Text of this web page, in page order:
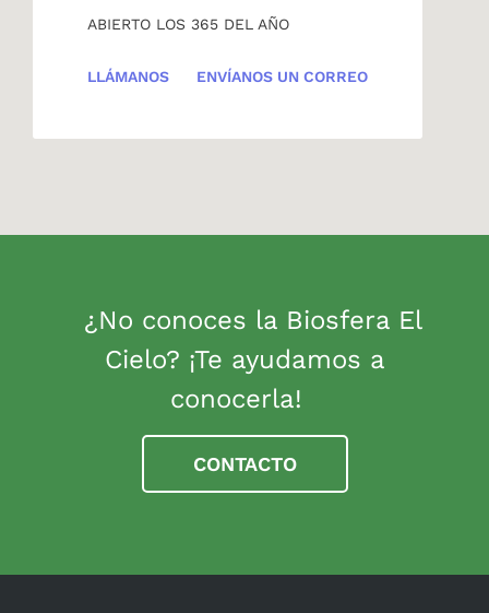
ABIERTO LOS 365 DEL AÑO
LLÁMANOS ENVÍANOS UN CORREO
¿No conoces la Biosfera El
Cielo? ¡Te ayudamos a
conocerla!
CONTACTO